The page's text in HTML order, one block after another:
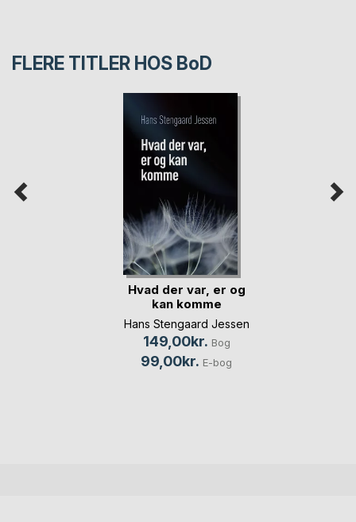
FLERE TITLER HOS BoD
Hvad der var, er og
kan komme
Hans Stengaard Jessen
149,00kr. Bog
99,00kr. E-bog